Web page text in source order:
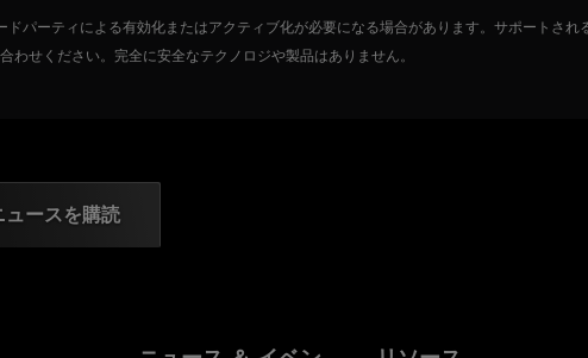
パーティによる有効化またはアクティブ化が必要になる場合があります。サポートさ
わせください。完全に安全なテクノロジや製品はありません。
ースを購読